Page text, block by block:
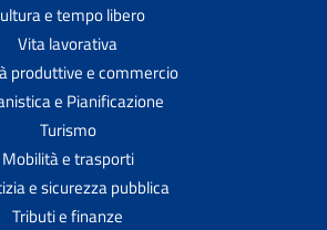
e tempo libero
Vita lavorativa
produttive e commercio
e Pianificazione
Turismo
Mobilità e trasporti
e sicurezza pubblica
Tributi e finanze